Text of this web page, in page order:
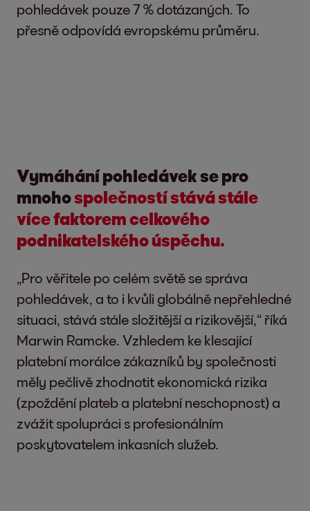
pohledávek pouze 7 % dotázaných. To
přesně odpovídá evropskému průměru.
Vymáhání pohledávek se pro
mnohospolečností stává stále
více faktorem celkového
podnikatelského úspěchu.
„Pro věřitele po celém světě se správa
pohledávek, a to i kvůli globálně nepřehledné
situaci, stává stále složitější a rizikovější,“ říká
Marwin Ramcke. Vzhledem ke klesající
platební morálce zákazníků by společnosti
měly pečlivě zhodnotit ekonomická rizika
(zpoždění plateb a platební neschopnost) a
zvážit spolupráci s profesionálním
poskytovatelem inkasních služeb.